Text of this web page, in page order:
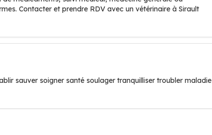
Contacter et prendre RDV avec un vétérinaire à Sirault
sauver soigner santé soulager tranquilliser troubler maladie